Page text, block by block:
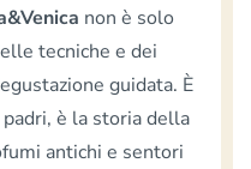
non è solo
tecniche e dei
guidata. È
è la storia della
antichi e sentori